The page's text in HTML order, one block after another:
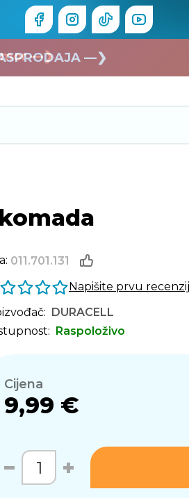
—❯ —❯
011.701.131
Napišite prvu
DURACELL
Raspoloživo
Cijena
9,99 €